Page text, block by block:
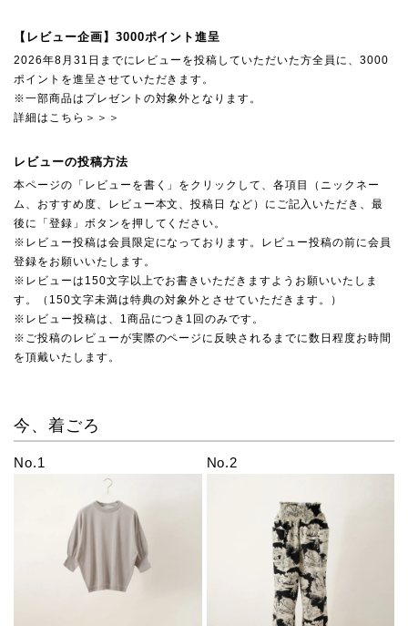
【レビュー企画】3000ポイント進呈
2026年8月31日までにレビューを投稿していただいた方全員に、3000
ポイントを進呈させていただきます。
※一部商品はプレゼントの対象外となります。
詳細はこちら＞＞＞
レビューの投稿方法
本ページの「レビューを書く」をクリックして、各項目（ニックネー
ム、おすすめ度、レビュー本文、投稿日 など）にご記入いただき、最
後に「登録」ボタンを押してください。
※レビュー投稿は会員限定になっております。レビュー投稿の前に会員
登録をお願いいたします。
※レビューは150文字以上でお書きいただきますようお願いいたしま
す。（150文字未満は特典の対象外とさせていただきます。）
※レビュー投稿は、1商品につき1回のみです。
※ご投稿のレビューが実際のページに反映されるまでに数日程度お時間
を頂戴いたします。
今、着ごろ
No.1 No.2